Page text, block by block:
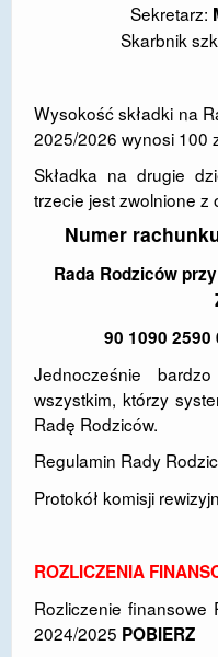
POLITYKA
RODO
EGZAMIN
STANDARDY
PROJEKT ,,SZKOŁY
KSZTAŁCENIA
REKRUTACJA 2026/
mLegitymacja
Sekretarz:
Skarbnik
Wysokość składki na
2025/2026 wynosi 100
Składka na drugie
trzecie jest zwolnione z
Numer
Rada Rodziców
90 1090 2590
Jednocześnie
wszystkim, którzy
Radę Rodziców.
Regulamin Rady
Protokół komisji
ROZLICZENIA
Rozliczenie
2024/2025 POBIERZ